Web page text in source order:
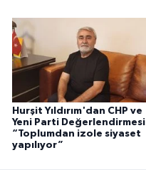
Hurşit Yıldırım'dan CHP ve
Yeni Parti Değerlendirmesi
“Toplumdan izole siyaset
yapılıyor”